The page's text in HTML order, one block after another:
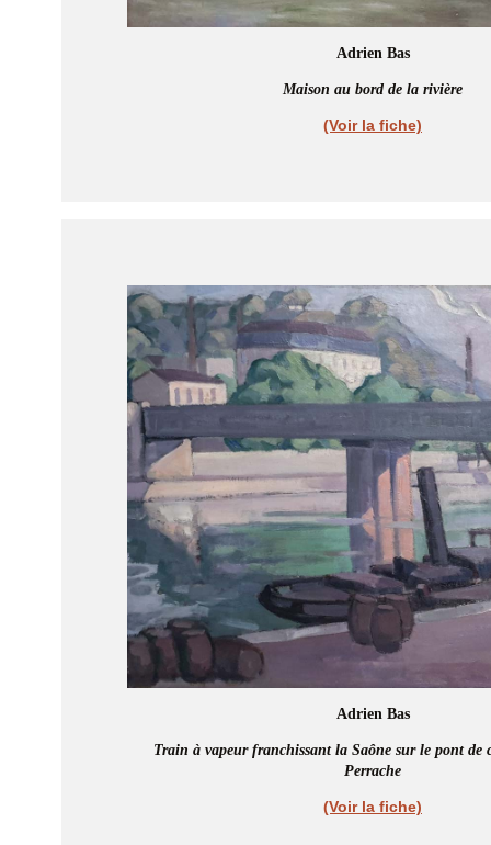
Adrien Bas
Maison au bord de la rivière
(Voir la fiche)
Adrien Bas
Train à vapeur franchissant la Saône sur le pont de
Perrache
(Voir la fiche)